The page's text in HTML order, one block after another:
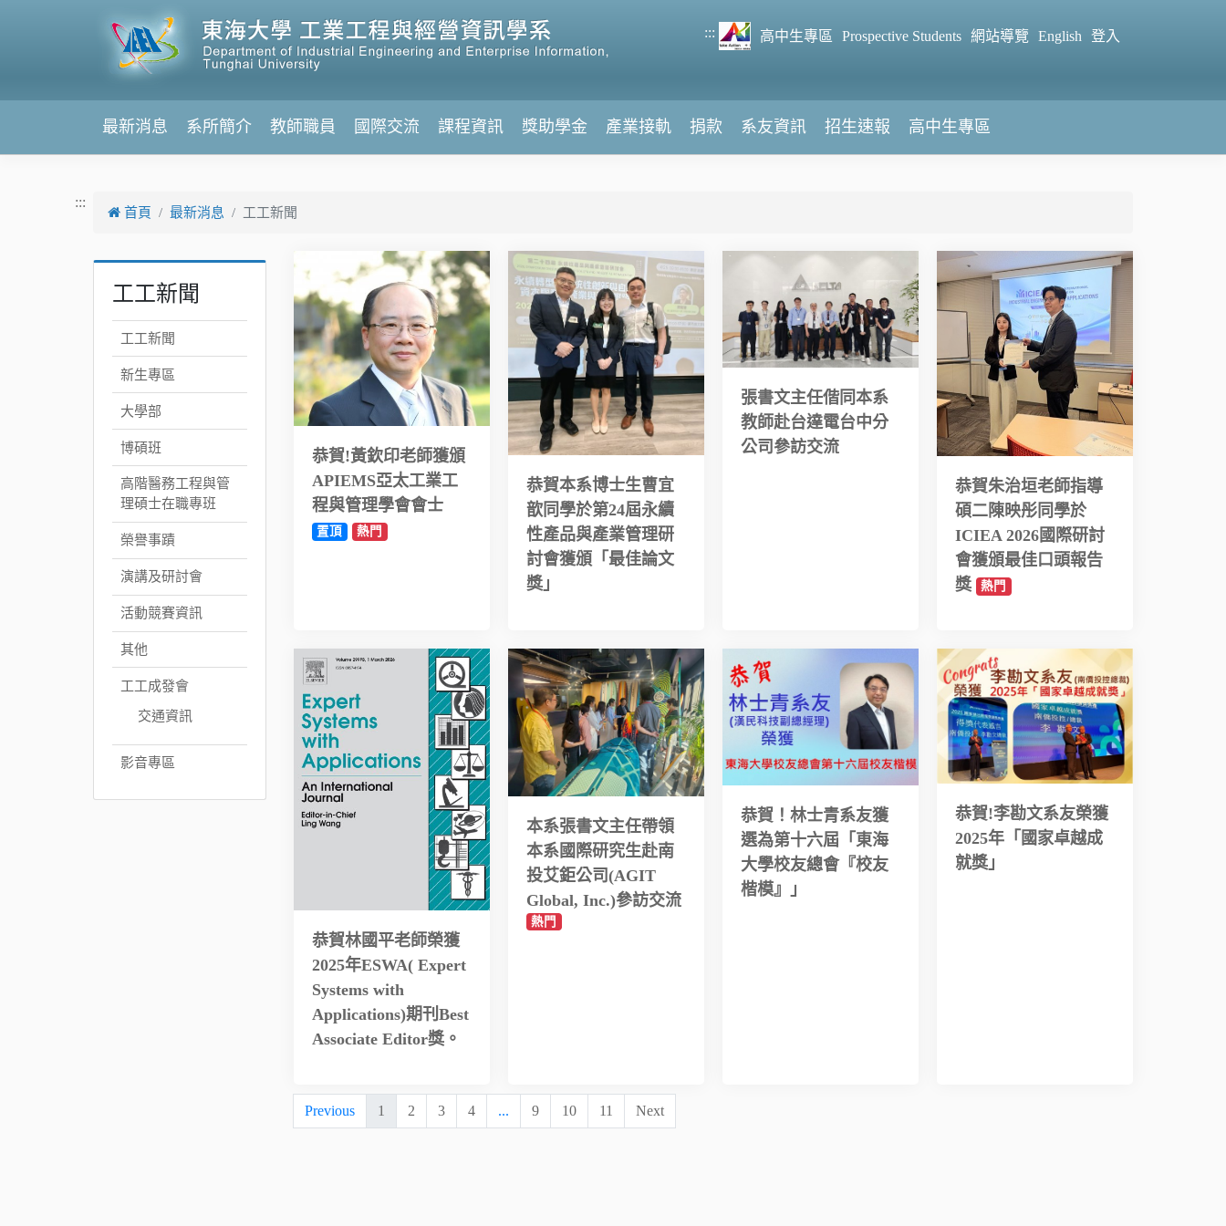
:::
高中生專區 Prospective Students 網站導覽 English 登入
最新消息 系所簡介 教師職員 國際交流 課程資訊 獎助學金 產業接軌 捐款 系友資訊 招生速報 高中生專區
:::
首頁 最新消息 工工新聞
工工新聞
工工新聞
新生專區
大學部
博碩班
高階醫務工程與管
理碩士在職專班
榮譽事蹟
演講及研討會
活動競賽資訊
其他
工工成發會
交通資訊
影音專區
恭賀!黃欽印老師獲頒
APIEMS亞太工業工
程與管理學會會士
置頂 熱門
恭賀本系博士生曹宜
歆同學於第24屆永續
性產品與產業管理研
討會獲頒「最佳論文
獎」
張書文主任偕同本系
教師赴台達電台中分
公司參訪交流
恭賀朱治垣老師指導
碩二陳映彤同學於
ICIEA 2026國際研討
會獲頒最佳口頭報告
獎
熱門
恭賀林國平老師榮獲
2025年ESWA( Expert
Systems with
Applications)期刊Best
Associate Editor獎。
本系張書文主任帶領
本系國際研究生赴南
投艾鉅公司(AGIT
Global, Inc.)參訪交流
熱門
恭賀！林士青系友獲
選為第十六屆「東海
大學校友總會『校友
楷模』」
恭賀!李勘文系友榮獲
2025年「國家卓越成
就獎」
Previous 1 2 3 4 ... 9 10 11 Next